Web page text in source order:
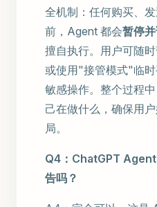
全机制：任何购买、
前，Agent 都会暂停
擅自执行。用户可随
或使用"接管模式"临
敏感操作。整个过程
己在做什么，确保用
局。
Q4：ChatGPT
告吗？